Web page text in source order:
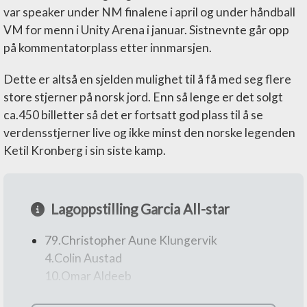
var speaker under NM finalene i april og under håndball
VM for menn i Unity Arena i januar. Sistnevnte går opp
på kommentatorplass etter innmarsjen.
Dette er altså en sjelden mulighet til å få med seg flere
store stjerner på norsk jord. Enn så lenge er det solgt
ca.450 billetter så det er fortsatt god plass til å se
verdensstjerner live og ikke minst den norske legenden
Ketil Kronberg i sin siste kamp.
Lagoppstilling Garcia All-star
79.Christopher Aune Klungervik
4.Colin Austad
10.Omar Aldeeb